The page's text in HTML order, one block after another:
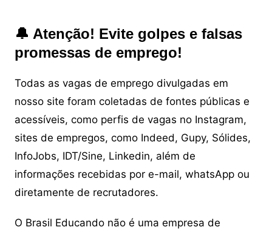
🔔 Atenção! Evite golpes e falsas
promessas de emprego!
Todas as vagas de emprego divulgadas em
nosso site foram coletadas de fontes públicas e
acessíveis, como perfis de vagas no Instagram,
sites de empregos, como Indeed, Gupy, Sólides,
InfoJobs, IDT/Sine, Linkedin, além de
informações recebidas por e-mail, whatsApp ou
diretamente de recrutadores.
O Brasil Educando não é uma empresa de